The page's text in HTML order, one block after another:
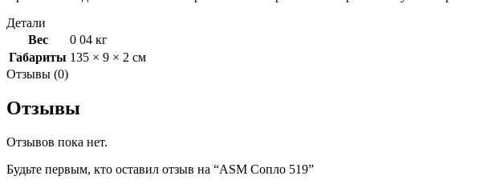
Детали
Вес
0 04 кг
Габариты 135 × 9 × 2 см
Отзывы (0)
Отзывы
Отзывов пока нет.
Будьте первым, кто оставил отзыв на “ASM Сопло 519”